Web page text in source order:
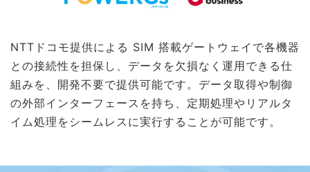
NTTドコモ提供による SIM 搭載ゲートウェイで各機器
との接続性を担保し、データを欠損なく運用できる仕
組みを、開発不要で提供可能です。データ取得や制御
の外部インターフェースを持ち、定期処理やリアルタ
イム処理をシームレスに実行することが可能です。